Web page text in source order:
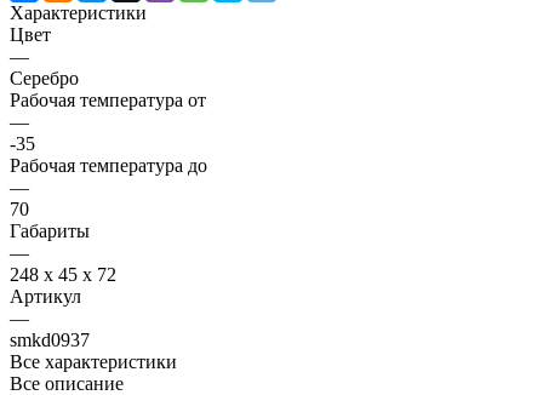
Характеристики
Цвет
—
Серебро
Рабочая температура от
—
-35
Рабочая температура до
—
70
Габариты
—
248 х 45 х 72
Артикул
—
smkd0937
Все характеристики
Все описание